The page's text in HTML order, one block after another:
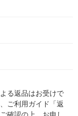
る返品はお受けで
ご利用ガイド「返